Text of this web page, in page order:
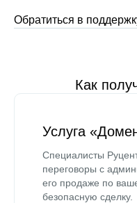
Обратиться в
Как
Услуга
Специалисты
переговоры с
его продаже по
безопасную сделку.